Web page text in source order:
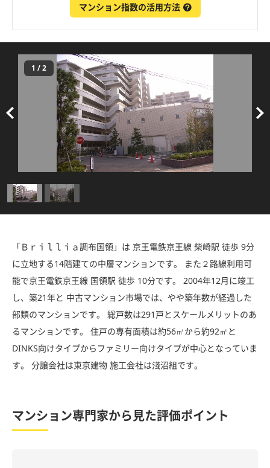
マンション指数の活用方法
1 /2
「Ｂｒｉｌｌｉａ調布国領」は 京王電鉄京王線 柴崎駅 徒歩 9分
に立地する14階建ての中層マンションです。 また２路線利用可
能で京王電鉄京王線 国領駅 徒歩 10分です。 2004年12月に竣工
し、築21年と 中古マンション市場では、やや築年数が経過した
部類のマンションです。 総戸数は291戸とスケールメリットのあ
るマンションです。 住戸の専有面積は約56㎡から約92㎡と
DINKS向けタイプからファミリー向けタイプが中心となっていま
す。 分譲会社は東京建物 施工会社は淺沼組です。
マンション専門家から見た評価ポイント